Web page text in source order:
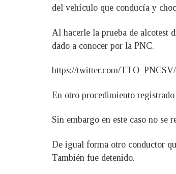
del vehículo que conducía y
Al hacerle la prueba de alcotest
dado a conocer por la PNC.
https://twitter.com/
En otro procedimiento
Sin embargo en este caso no se
De igual forma otro conductor
También fue detenido.